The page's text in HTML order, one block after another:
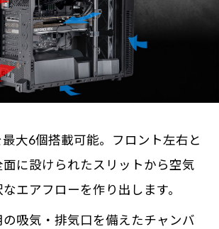
大6個搭載可能。フロント左右と
面に設けられたスリットから空気
エアフローを作り出します。
吸気・排気口を備えたチャンバ